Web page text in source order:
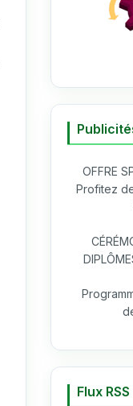
OFFRE
Profitez
Flux